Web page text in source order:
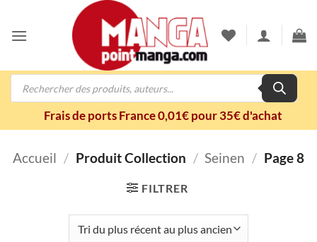
contenu
Recherche
Frais de ports France 0,01€ pour 35€ d'achat
Accueil / Produit Collection / Seinen / Page 8
FILTRER